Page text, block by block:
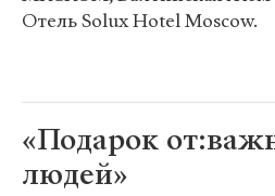
Отель Solux Hotel Moscow.
«Подарок
людей»